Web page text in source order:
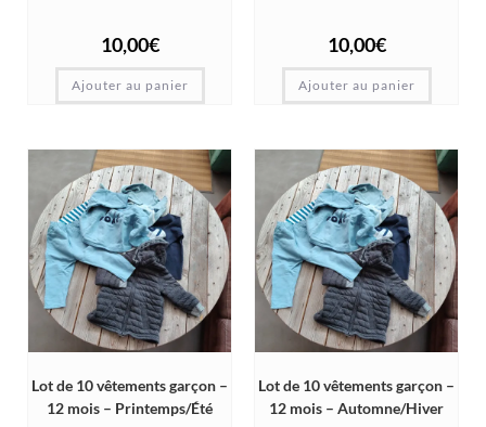
10,00€
Ajouter au panier
10,00€
Ajouter au panier
Lot de 10 vêtements garçon –
12 mois – Printemps/Été
Lot de 10 vêtements garçon –
12 mois – Automne/Hiver